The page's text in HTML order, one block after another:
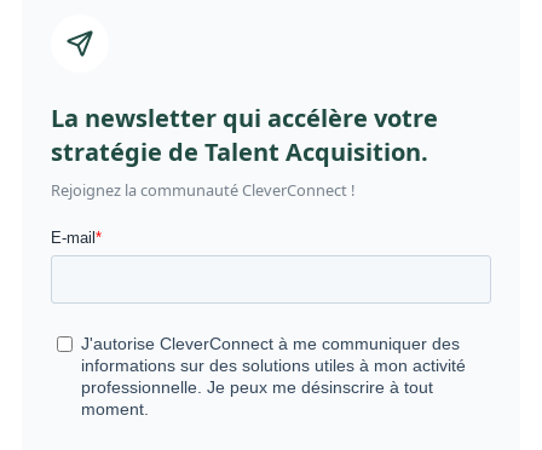
La newsletter qui accélère votre
stratégie de Talent Acquisition.
Rejoignez la communauté CleverConnect !